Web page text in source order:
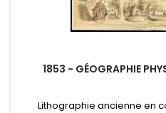
1853 - GÉOGRAPHIE
Lithographie ancienne en